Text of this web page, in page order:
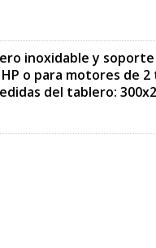
inoxidable y
o para motores de 2
del tablero: